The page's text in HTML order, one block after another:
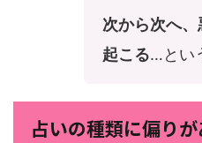
次から次へ
起こる…とい
占いの種類に偏りが